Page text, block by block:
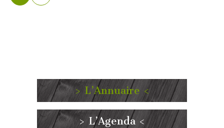
> L’Annuaire <
> L’Agenda <